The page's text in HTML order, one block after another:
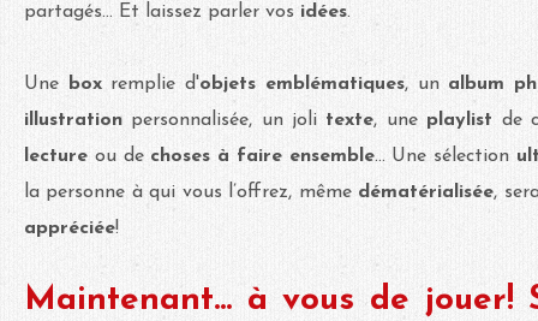
partagés... Et laissez parler vos idées.
Une box remplie d'objets emblématiques, un album
illustration personnalisée, un joli texte, une playlist de
lecture ou de choses à faire ensemble... Une sélection
la personne à qui vous l’offrez, même dématérialisée,
appréciée!
Maintenant... à vous de jouer!